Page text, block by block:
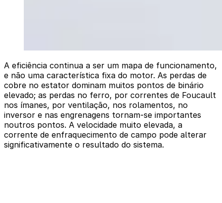
A eficiência continua a ser um mapa de funcionamento,
e não uma característica fixa do motor. As perdas de
cobre no estator dominam muitos pontos de binário
elevado; as perdas no ferro, por correntes de Foucault
nos ímanes, por ventilação, nos rolamentos, no
inversor e nas engrenagens tornam-se importantes
noutros pontos. A velocidade muito elevada, a
corrente de enfraquecimento de campo pode alterar
significativamente o resultado do sistema.